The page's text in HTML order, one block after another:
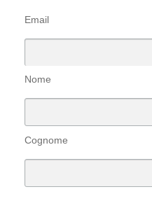
Email
Nome
Cognome